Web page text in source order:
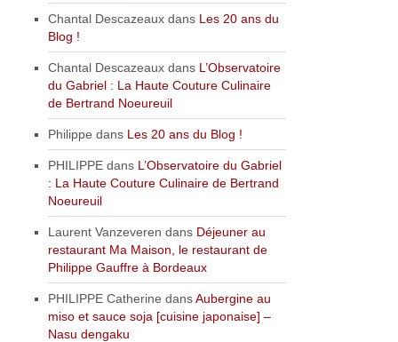
Chantal Descazeaux dans Les 20 ans du
Blog !
Chantal Descazeaux dans L’Observatoire
du Gabriel : La Haute Couture Culinaire
de Bertrand Noeureuil
Philippe dans Les 20 ans du Blog !
PHILIPPE dans L’Observatoire du Gabriel
: La Haute Couture Culinaire de Bertrand
Noeureuil
Laurent Vanzeveren dans Déjeuner au
restaurant Ma Maison, le restaurant de
Philippe Gauffre à Bordeaux
PHILIPPE Catherine dansAubergine au
miso et sauce soja [cuisine japonaise] –
Nasu dengaku